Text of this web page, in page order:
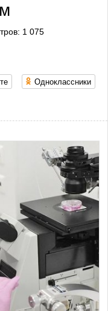
1 075
Одноклассники